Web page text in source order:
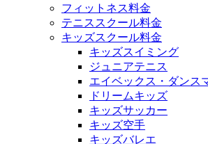
フィットネス料金
テニススクール料金
キッズスクール料金
キッズスイミング
ジュニアテニス
エイベックス・ダンス
ドリームキッズ
キッズサッカー
キッズ空手
キッズバレエ